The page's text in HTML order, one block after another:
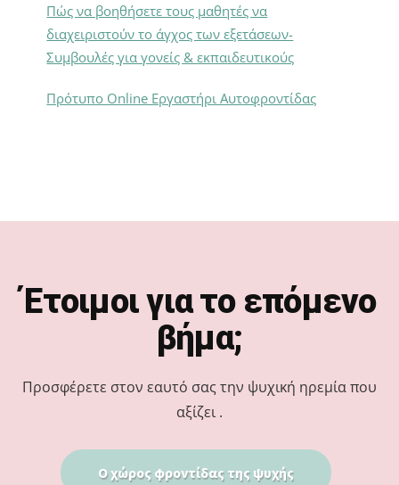
Πώς να βοηθήσετε τους μαθητές να
διαχειριστούν το άγχος των εξετάσεων-
Συμβουλές για γονείς & εκπαιδευτικούς
Πρότυπο Online Εργαστήρι Αυτοφροντίδας
Έτοιμοι για το επόμενο
βήμα;
Προσφέρετε στον εαυτό σας την ψυχική ηρεμία που
αξίζει .
Ο χώρος φροντίδας της ψυχής